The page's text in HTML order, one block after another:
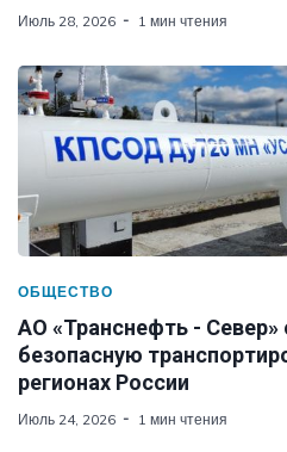
Июль 28, 2026 1 мин чтения
ОБЩЕСТВО
АО «Транснефть - Север»
безопасную
регионах России
Июль 24, 2026 1 мин чтения